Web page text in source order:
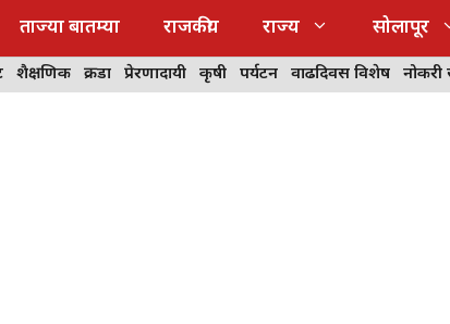
ताज्या बातम्या राजकीय राज्य सोलापूर
शैक्षणिक क्रीडा प्रेरणादायी कृषी पर्यटन वाढदिवस विशेष नोकरी